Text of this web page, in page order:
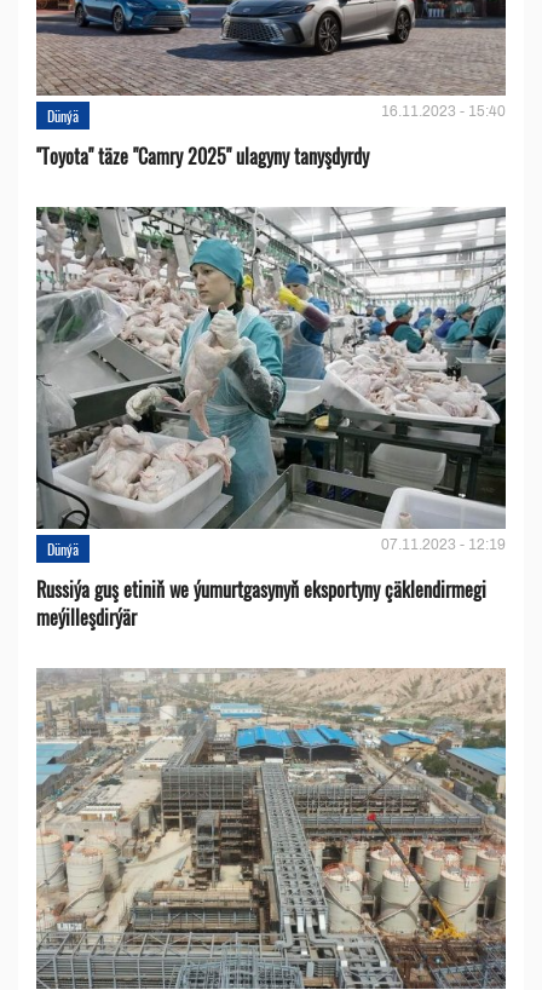
Dünýä 16.11.2023 - 15:40
''Toyota" täze "Camry 2025" ulagyny tanyşdyrdy
Dünýä 07.11.2023 - 12:19
Russiýa guş etiniň we ýumurtgasynyň eksportyny çäklendirmegi
meýilleşdirýär